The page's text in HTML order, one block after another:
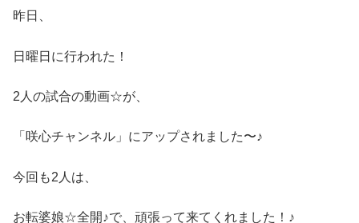
昨日、
日曜日に行われた！
2人の試合の動画☆が、
「咲心チャンネル」にアップされました〜♪
今回も2人は、
お転婆娘☆全開♪で、頑張って来てくれました！♪